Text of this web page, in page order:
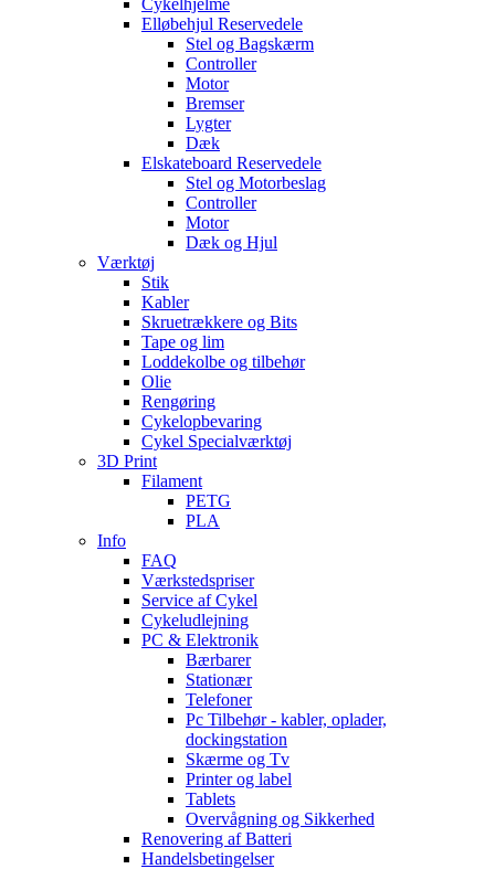
Cykelhjelme
Elløbehjul Reservedele
Stel og Bagskærm
Controller
Motor
Bremser
Lygter
Dæk
Elskateboard Reservedele
Stel og Motorbeslag
Controller
Motor
Dæk og Hjul
Værktøj
Stik
Kabler
Skruetrækkere og Bits
Tape og lim
Loddekolbe og tilbehør
Olie
Rengøring
Cykelopbevaring
Cykel Specialværktøj
3D Print
Filament
PETG
PLA
Info
FAQ
Værkstedspriser
Service af Cykel
Cykeludlejning
PC & Elektronik
Bærbarer
Stationær
Telefoner
Pc Tilbehør - kabler, oplader,
dockingstation
Skærme og Tv
Printer og label
Tablets
Overvågning og Sikkerhed
Renovering af Batteri
Handelsbetingelser